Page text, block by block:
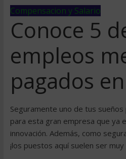
Compensacion y Salario
Conoce 5
empleos
pagados
Seguramente uno de tus
para esta gran empresa que ya
innovación. Además, como
¡los puestos aquí suelen ser